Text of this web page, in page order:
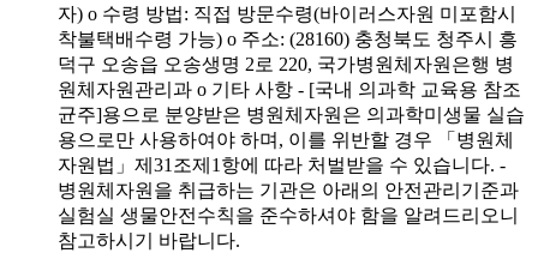
자) o 수령 방법: 직접 방문수령(바이러스자원 미포함시
착불택배수령 가능) o 주소: (28160) 충청북도 청주시 흥
덕구 오송읍 오송생명 2로 220, 국가병원체자원은행 병
원체자원관리과 o 기타 사항 - [국내 의과학 교육용 참조
균주]용으로 분양받은 병원체자원은 의과학미생물 실습
용으로만 사용하여야 하며, 이를 위반할 경우 「병원체
자원법」제31조제1항에 따라 처벌받을 수 있습니다. -
병원체자원을 취급하는 기관은 아래의 안전관리기준과
실험실 생물안전수칙을 준수하셔야 함을 알려드리오니
참고하시기 바랍니다.